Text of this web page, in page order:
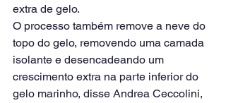
extra de gelo.
O processo também remove a neve do
topo do gelo, removendo uma camada
isolante e desencadeando um
crescimento extra na parte inferior do
gelo marinho, disse Andrea Ceccolini,